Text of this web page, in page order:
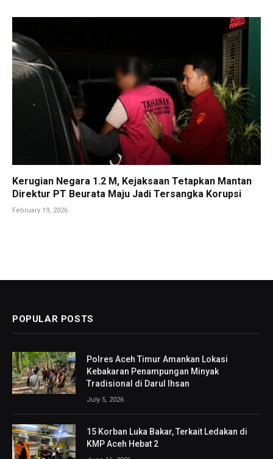
Kerugian Negara 1.2 M, Kejaksaan Tetapkan Mantan
Direktur PT Beurata Maju Jadi Tersangka Korupsi
February 19, 2026
POPULAR POSTS
Polres Aceh Timur Amankan Lokasi
Kebakaran Penampungan Minyak
Tradisional di Darul Ihsan
July 5, 2026
15 Korban Luka Bakar, Terkait Ledakan di
KMP Aceh Hebat 2